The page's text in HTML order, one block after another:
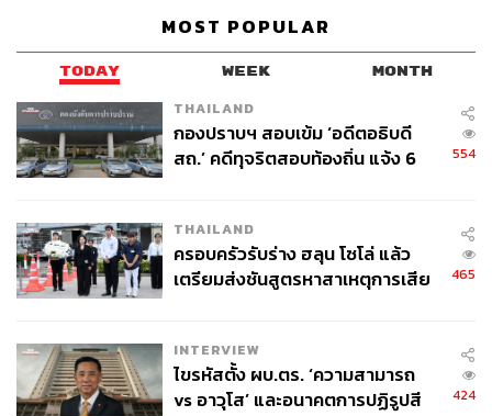
MOST POPULAR
TODAY WEEK MONTH
THAILAND
กองปราบฯ สอบเข้ม ‘อดีตอธิบดี
สถ.’ คดีทุจริตสอบท้องถิ่น แจ้ง 6
554
THAILAND
ครอบครัวรับร่าง ฮลุน โซโล่ แล้ว
เตรียมส่งชันสูตรหาสาเหตุการเสีย
465
INTERVIEW
ไขรหัสตั้ง ผบ.ตร. ‘ความสามารถ
vs อาวุโส’ และอนาคตการปฏิรูปสี
424